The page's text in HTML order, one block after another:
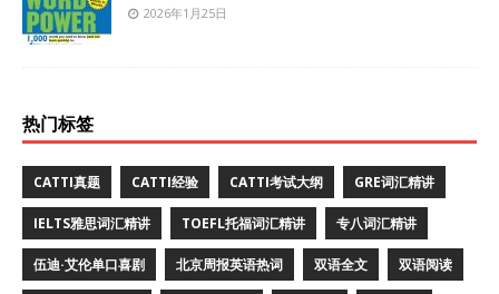
2026年1月25日
热门标签
CATTI真题 CATTI经验 CATTI考试大纲 GRE词汇精讲
IELTS雅思词汇精讲 TOEFL托福词汇精讲 专八词汇精讲
伍迪·艾伦单口喜剧 北京周报英语热词 双语全文 双语阅读